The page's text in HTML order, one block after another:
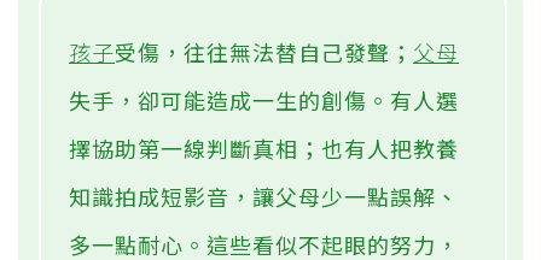
孩子受傷，往往無法替自己發聲； 父母
失手，卻可能造成一生的創傷。有人選
擇協助第一線判斷真相；也有人把教養
知識拍成短影音，讓父母少一點誤解、
多一點耐心。這些看似不起眼的努力，